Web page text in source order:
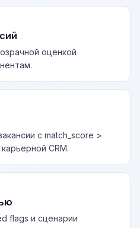
оценкой
с match_score >
CRM.
flags и сценарии